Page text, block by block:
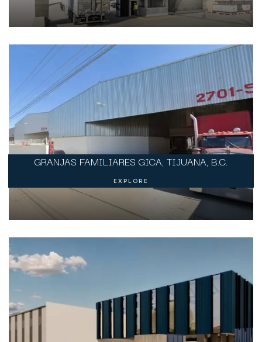
GRANJAS FAMILIARES GICA, TIJUANA, B.C.
EXPLORE